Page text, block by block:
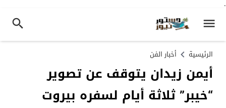
.
الرئيسية أخبار الفن
أيمن زيدان يتوقف عن تصوير
“خيبر” ثلاثة أيام لسفره بيروت